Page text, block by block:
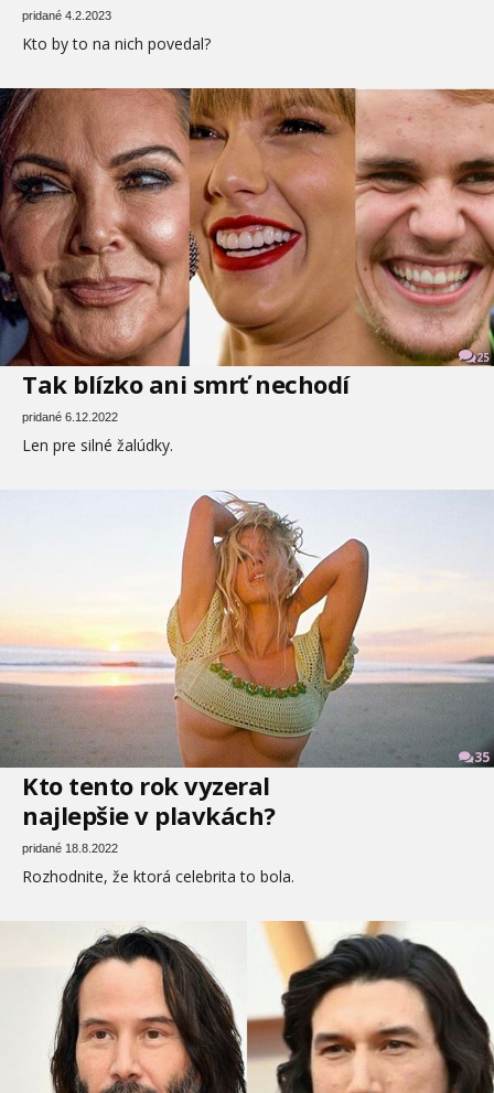
pridané 4.2.2023
Kto by to na nich povedal?
25
Tak blízko ani smrť nechodí
pridané 6.12.2022
Len pre silné žalúdky.
35
Kto tento rok vyzeral
najlepšie v plavkách?
pridané 18.8.2022
Rozhodnite, že ktorá celebrita to bola.